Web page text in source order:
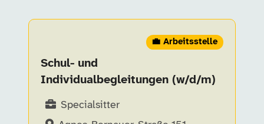
💼 Arbeitsstelle
Schul- und
Individualbegleitungen (w/d/m)
Specialsitter